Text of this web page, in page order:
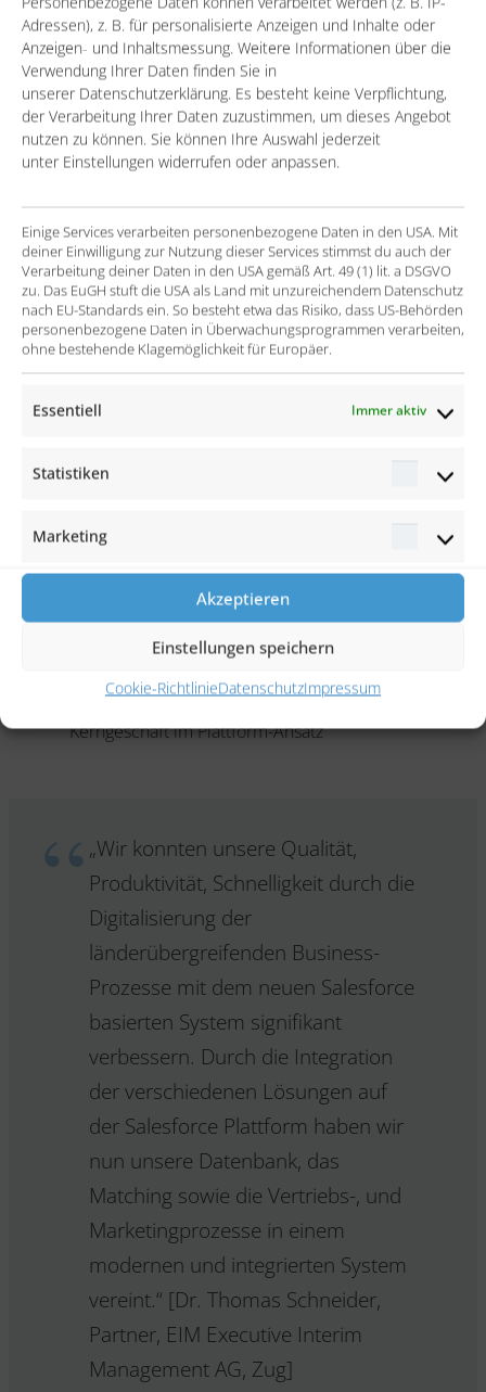
Adressen), z. B. für personalisierte Anzeigen und Inhalte oder
Anzeigen- und Inhaltsmessung. Weitere Informationen über die
Verwendung Ihrer Daten finden Sie in
unserer Datenschutzerklärung. Es besteht keine Verpflichtung,
der Verarbeitung Ihrer Daten zuzustimmen, um dieses Angebot
nutzen zu können. Sie können Ihre Auswahl jederzeit
unter Einstellungen widerrufen oder anpassen.
Einige Services verarbeiten personenbezogene Daten in den USA. Mit
deiner Einwilligung zur Nutzung dieser Services stimmst du auch der
Verarbeitung deiner Daten in den USA gemäß Art. 49 (1) lit. a DSGVO
zu. Das EuGH stuft die USA als Land mit unzureichendem Datenschutz
nach EU-Standards ein. So besteht etwa das Risiko, dass US-Behörden
personenbezogene Daten in Überwachungsprogrammen verarbeiten,
ohne bestehende Klagemöglichkeit für Europäer.
Essentiell Immer aktiv
Statistiken
Marketing
Akzeptieren
Einstellungen speichern
Cookie-RichtlinieDatenschutzImpressum
einheitlichen Prozessen
Konsequente Automatisierung aller „Non Value
Added“ Prozesse
Einführung einer Salesforce-basierten,
vollintegrierten Lösung für:
Recruiting
BullhornConnexys)
Der Erfolg
Verstärkung der Zusammenarbeit der Länder, da
die kollaborativen Tools von Salesforce und
Bullhorn intensiv genutzt werden und Synergien
somit gestärkt
Effizienz- und Qualitätssteigerung in der
einheitliche Prozesse
Transparenz
Hohe Nutzer-Akzeptanz durch Fokus auf das
Kerngeschäft im Plattform-Ansatz
„Wir konnten unsere Qualität,
Produktivität, Schnelligkeit durch die
Digitalisierung der
länderübergreifenden Business-
Prozesse mit dem neuen Salesforce
basierten System signifikant
verbessern. Durch die Integration
der verschiedenen Lösungen auf
der Salesforce Plattform haben wir
nun unsere Datenbank, das
Matching sowie die Vertriebs-, und
Marketingprozesse in einem
modernen und integrierten System
vereint.“ [Dr. Thomas Schneider,
Partner, EIM Executive Interim
Management AG, Zug]